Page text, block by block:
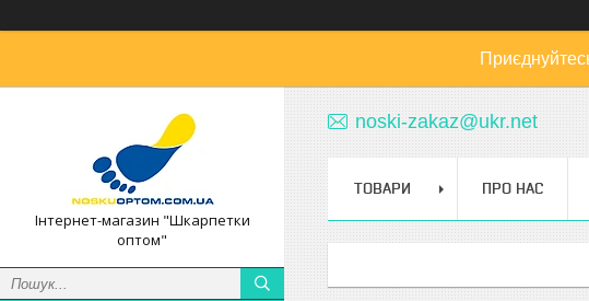
Інтернет-магазин "Шкарпетки
оптом"
noski-zakaz@ukr.net
ТОВАРИ ПРО НАС